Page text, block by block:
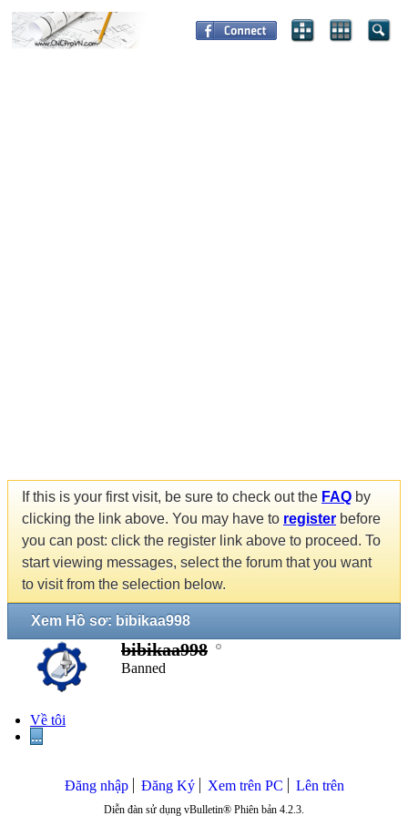
If this is your first visit, be sure to check out the FAQ by
clicking the link above. You may have to register before
you can post: click the register link above to proceed. To
start viewing messages, select the forum that you want
to visit from the selection below.
Xem Hồ sơ: bibikaa998
bibikaa998
Banned
Về tôi
...
Đăng nhập Đăng Ký Xem trên PC Lên trên
Diễn đàn sử dụng vBulletin® Phiên bản 4.2.3.